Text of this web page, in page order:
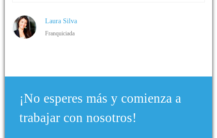
Laura Silva
Franquiciada
¡No esperes más y comienza a
trabajar con nosotros!